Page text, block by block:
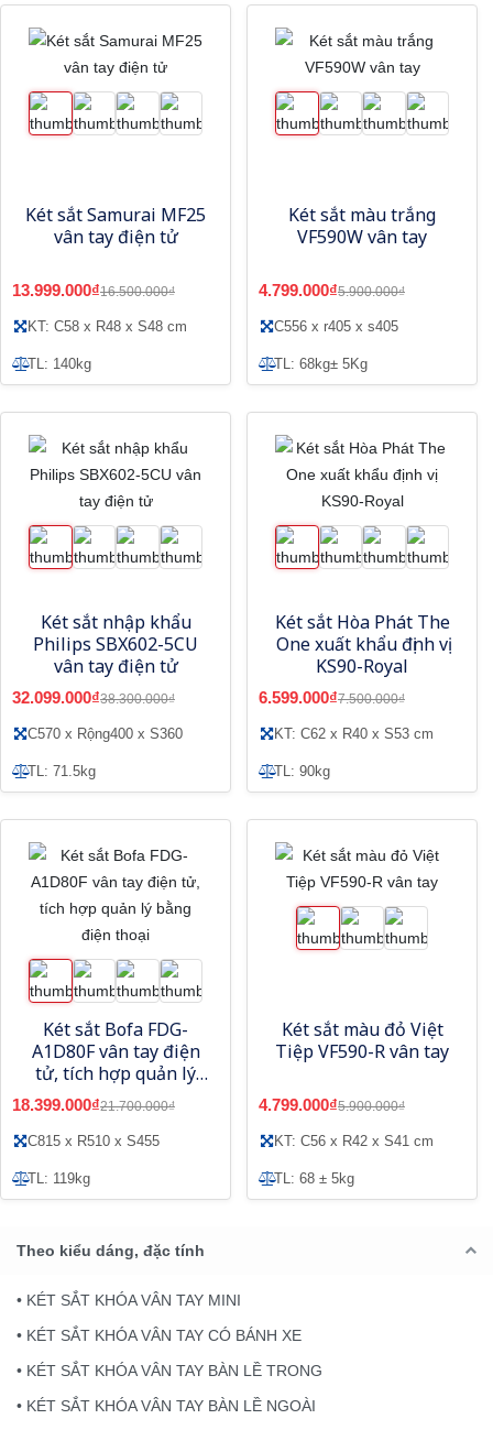
Két sắt Samurai MF25
vân tay điện tử
13.999.000₫16.500.000₫
KT: C58 x R48 x S48 cm
TL: 140kg
Két sắt màu trắng
VF590W vân tay
4.799.000₫5.900.000₫
C556 x r405 x s405
TL: 68kg± 5Kg
Két sắt nhập khẩu
Philips SBX602-5CU
vân tay điện tử
32.099.000₫38.300.000₫
C570 x Rộng400 x S360
TL: 71.5kg
Két sắt Hòa Phát The
One xuất khẩu định vị
KS90-Royal
6.599.000₫7.500.000₫
KT: C62 x R40 x S53 cm
TL: 90kg
Két sắt Bofa FDG-
A1D80F vân tay điện
tử, tích hợp quản lý
bằng điện thoại
18.399.000₫21.700.000₫
C815 x R510 x S455
TL: 119kg
Két sắt màu đỏ Việt
Tiệp VF590-R vân tay
4.799.000₫5.900.000₫
KT: C56 x R42 x S41 cm
TL: 68 ± 5kg
Theo kiểu dáng, đặc tính
• KÉT SẮT KHÓA VÂN TAY MINI
• KÉT SẮT KHÓA VÂN TAY CÓ BÁNH XE
• KÉT SẮT KHÓA VÂN TAY BÀN LỀ TRONG
• KÉT SẮT KHÓA VÂN TAY BÀN LỀ NGOÀI